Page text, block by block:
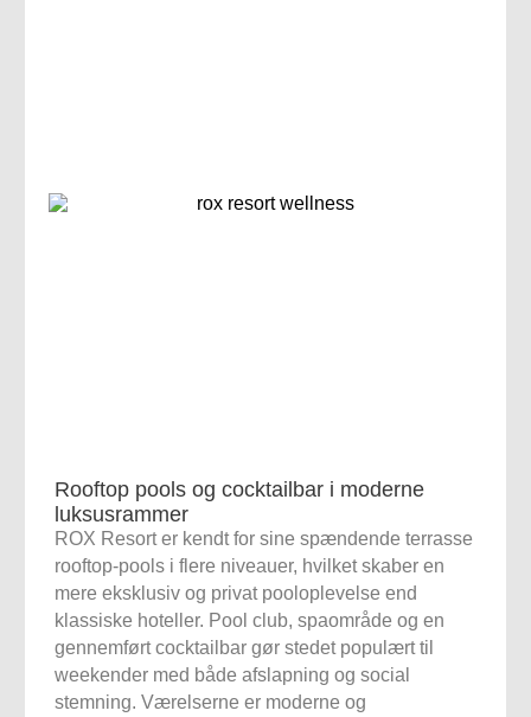
Rooftop pools og cocktailbar i moderne
luksusrammer
ROX Resort er kendt for sine spændende terrasse
rooftop-pools i flere niveauer, hvilket skaber en
mere eksklusiv og privat pooloplevelse end
klassiske hoteller. Pool club, spaområde og en
gennemført cocktailbar gør stedet populært til
weekender med både afslapning og social
stemning. Værelserne er moderne og